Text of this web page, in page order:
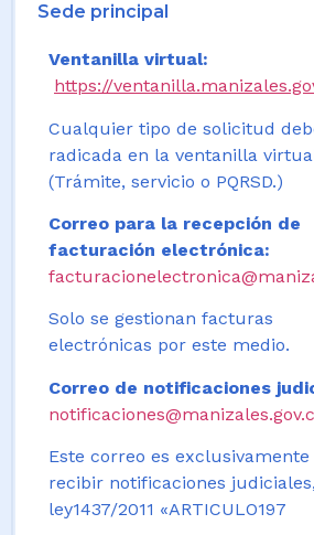
Sede principal
Ventanilla virtual:
https://
Cualquier tipo de solicitud
radicada en la ventanilla
(Trámite, servicio o PQRSD.)
Correo para la recepción de
facturación electrónica:
Solo se gestionan facturas
electrónicas por este medio.
Correo de notificaciones
Este correo es
recibir notificaciones judiciales,
ley1437/2011 «ARTICULO197